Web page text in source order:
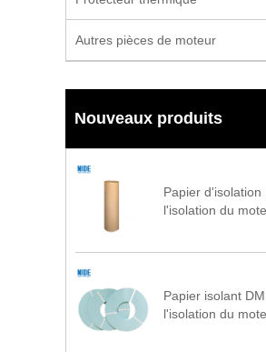
Autres pièces de moteur
Nouveaux produits
Papier d'isolation
l'isolation du
Papier isolant
l'isolation du